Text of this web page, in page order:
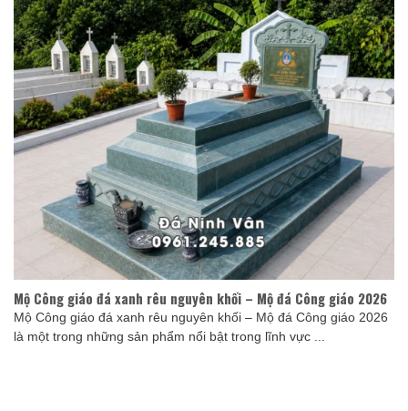
Mộ Công giáo đá xanh rêu nguyên khối – Mộ đá Công giáo 2026
Mộ Công giáo đá xanh rêu nguyên khối – Mộ đá Công giáo 2026
là một trong những sản phẩm nổi bật trong lĩnh vực ...